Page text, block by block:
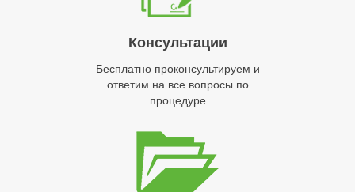
Консультации
Бесплатно проконсультируем и
ответим на все вопросы по
процедуре